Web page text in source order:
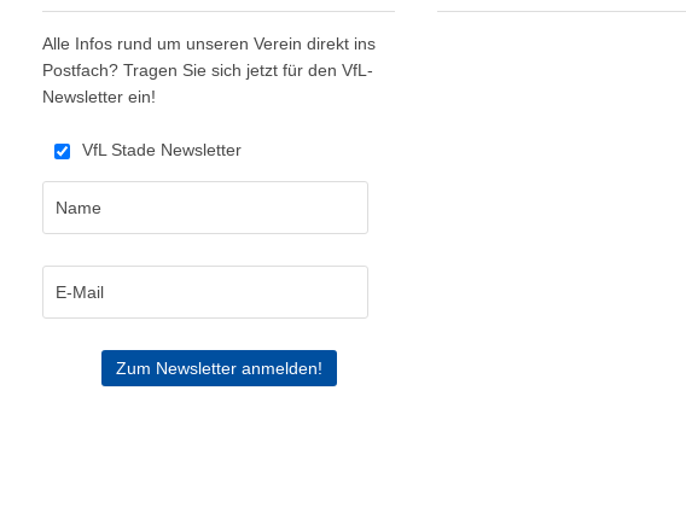
Alle Infos rund um unseren Verein direkt ins
Postfach? Tragen Sie sich jetzt für den VfL-
Newsletter ein!
VfL Stade Newsletter